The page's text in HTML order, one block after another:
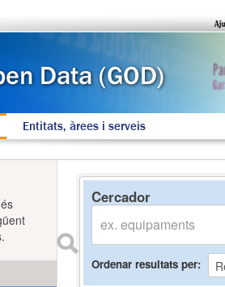
Entitats, àrees i serveis
Cercador
Ordenar resultats per